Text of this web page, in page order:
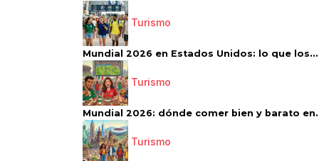
Turismo
Mundial 2026 en Estados Unidos: lo que los...
Turismo
Mundial 2026: dónde comer bien y barato
Turismo